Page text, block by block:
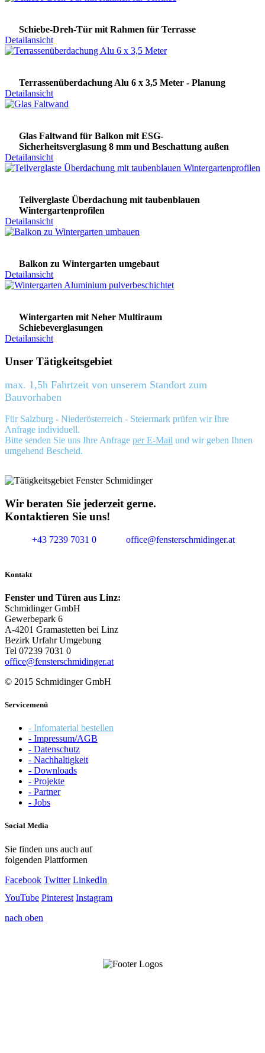
Schiebe-Dreh-Tür mit Rahmen für Terrasse
Detailansicht
Terrassenüberdachung Alu 6 x 3,5 Meter - Planung
Detailansicht
Glas Faltwand für Balkon mit ESG-
Sicherheitsverglasung 8 mm und Beschattung außen
Detailansicht
Teilverglaste Überdachung mit taubenblauen
Wintergartenprofilen
Detailansicht
Balkon zu Wintergarten umgebaut
Detailansicht
Wintergarten mit Neher Multiraum
Schiebeverglasungen
Detailansicht
Unser Tätigkeitsgebiet
max. 1,5h Fahrtzeit von unserem Standort zum
Bauvorhaben
Für Salzburg - Niederösterreich - Steiermark prüfen wir Ihre
Anfrage individuell.
Bitte senden Sie uns Ihre Anfrage per E-Mail und wir geben Ihnen
umgehend Bescheid.
Wir beraten Sie jederzeit gerne.
Kontaktieren Sie uns!
+43 7239 7031 0 office@fensterschmidinger.at
Kontakt
Fenster und Türen aus Linz:
Schmidinger GmbH
Gewerbepark 6
A-4201 Gramastetten bei Linz
Bezirk Urfahr Umgebung
Tel 07239 7031 0
office@fensterschmidinger.at
© 2015 Schmidinger GmbH
Servicemenü
- Infomaterial bestellen
- Impressum/AGB
- Datenschutz
- Nachhaltigkeit
- Downloads
- Projekte
- Partner
- Jobs
Social Media
Sie finden uns auch auf
folgenden Plattformen
Facebook Twitter LinkedIn
YouTube Pinterest Instagram
nach oben